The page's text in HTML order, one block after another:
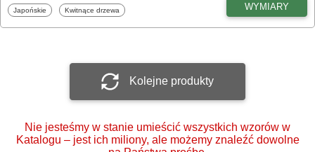
Fototapety
Japońskie Fototapety
Kwitnące drzewa WYMIARY
Kolejne produkty
Nie jesteśmy w stanie umieścić wszystkich wzorów w
Katalogu – jest ich miliony, ale możemy znaleźć dowolne